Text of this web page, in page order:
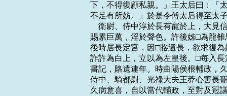
下，不得復顧私親。」王太后曰：「
不足有所妨。」於是令傅太后得至太
衛尉、侍中淳於長有寵於上，大
賜累巨萬，淫於聲色。許後姊□為龍
後時居長定宮，因□賂遺長，欲求復
詐許為白上，立以為左皇後。□每入
書記，賂遺連年。時曲陽侯根輔政，
侍中、騎都尉、光祿大夫王莽心害長
久病意喜，自以當代輔政，至對及冠